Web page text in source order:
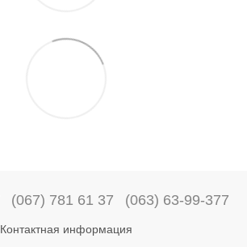
(067) 781 61 37 (063) 63-99-377
Контактная информация